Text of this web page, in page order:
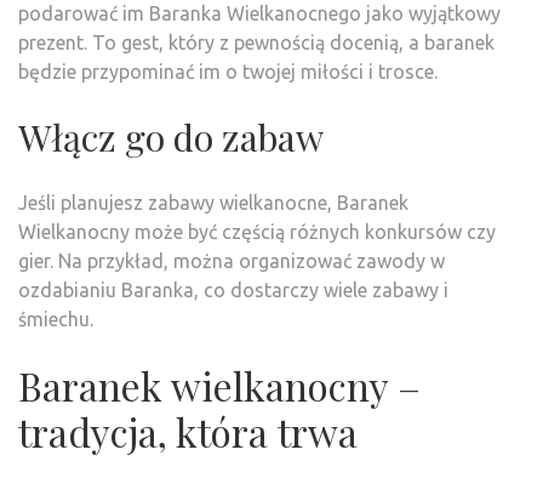
podarować im Baranka Wielkanocnego jako wyjątkowy
prezent. To gest, który z pewnością docenią, a baranek
będzie przypominać im o twojej miłości i trosce.
Włącz go do zabaw
Jeśli planujesz zabawy wielkanocne, Baranek
Wielkanocny może być częścią różnych konkursów czy
gier. Na przykład, można organizować zawody w
ozdabianiu Baranka, co dostarczy wiele zabawy i
śmiechu.
Baranek wielkanocny –
tradycja, która trwa